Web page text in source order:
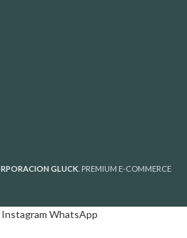
GLUCK . PREMIUM E-COMMERCE
Instagram WhatsApp